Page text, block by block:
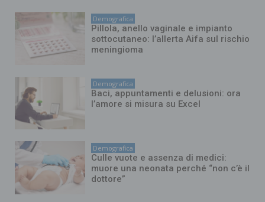
Demografica
Pillola, anello vaginale e impianto
sottocutaneo: l’allerta Aifa sul rischio
meningioma
Demografica
Baci, appuntamenti e delusioni: ora
l’amore si misura su Excel
Demografica
Culle vuote e assenza di medici:
muore una neonata perché “non c’è il
dottore”